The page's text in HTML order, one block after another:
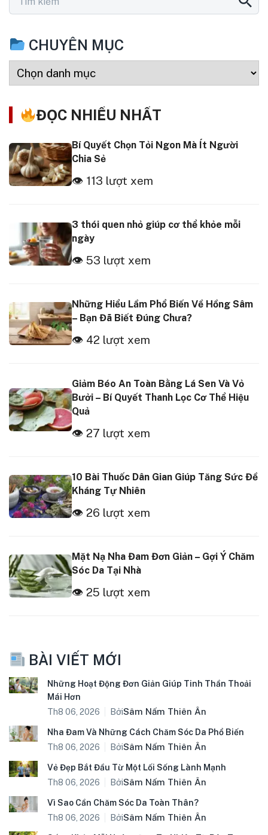
CHUYÊN MỤC
ĐỌC NHIỀU NHẤT
Bí Quyết Chọn Tỏi Ngon Mà Ít Người
Chia Sẻ
👁 113 lượt xem
3 thói quen nhỏ giúp cơ thể khỏe mỗi
ngày
👁 53 lượt xem
Những Hiểu Lầm Phổ Biến Về Hồng Sâm
– Bạn Đã Biết Đúng Chưa?
👁 42 lượt xem
Giảm Béo An Toàn Bằng Lá Sen Và Vỏ
Bưởi – Bí Quyết Thanh Lọc Cơ Thể Hiệu
Quả
👁 27 lượt xem
10 Bài Thuốc Dân Gian Giúp Tăng Sức Đề
Kháng Tự Nhiên
👁 26 lượt xem
Mặt Nạ Nha Đam Đơn Giản – Gợi Ý Chăm
Sóc Da Tại Nhà
👁 25 lượt xem
BÀI VIẾT MỚI
Những Hoạt Động Đơn Giản Giúp Tinh Thần Thoải
Mái Hơn
Th8 06, 2026
BởiSâm Nấm Thiên Ân
Nha Đam Và Những Cách Chăm Sóc Da Phổ Biến
Th8 06, 2026
BởiSâm Nấm Thiên Ân
Vẻ Đẹp Bắt Đầu Từ Một Lối Sống Lành Mạnh
Th8 06, 2026
BởiSâm Nấm Thiên Ân
Vì Sao Cần Chăm Sóc Da Toàn Thân?
Th8 06, 2026
BởiSâm Nấm Thiên Ân